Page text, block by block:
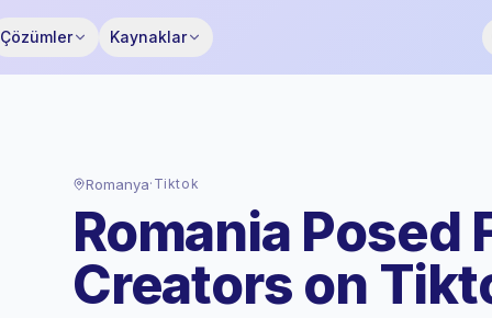
Çözümler Kaynaklar
Romanya· Tiktok
Romania Posed
Creators on